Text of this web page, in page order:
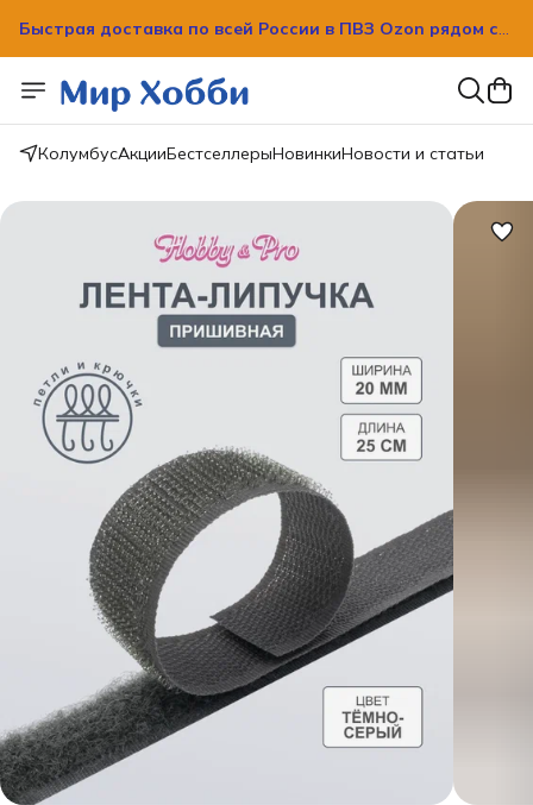
Быстрая доставка по всей России в ПВЗ Ozon рядом с
Быстрая доставка по всей России в ПВЗ Ozon рядом с
вашим домом!
КолумбусАкцииБестселлерыНовинкиНовости и статьи